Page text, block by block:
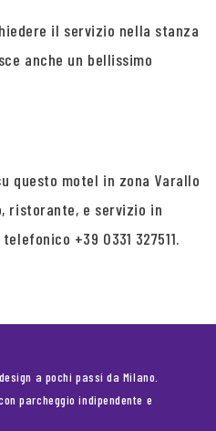
il servizio nella stanza
anche un bellissimo
questo motel in zona Varallo
ristorante, e servizio in
+39 0331 327511.
a pochi passi da Milano.
parcheggio indipendente e